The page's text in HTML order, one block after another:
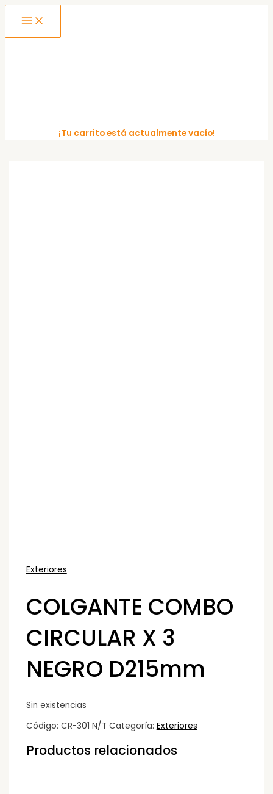
Ir
MENU
¡Tu carrito está actualmente vacío!
Exteriores
COLGANTE COMBO
CIRCULAR X 3
NEGRO D215mm
Sin existencias
Código: CR-301 N/T Categoría: Exteriores
Productos relacionados